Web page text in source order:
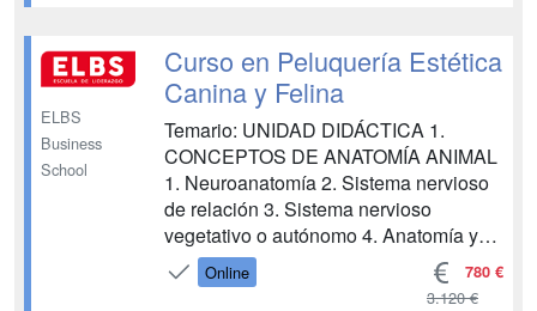
cardíaca 3. Anatomía del aparato
digestivo 4. Anatomía y...
ELBS
Business
School
Curso en Peluquería Estética
Canina y Felina
Temario: UNIDAD DIDÁCTICA 1.
CONCEPTOS DE ANATOMÍA ANIMAL
1. Neuroanatomía 2. Sistema nervioso
de relación 3. Sistema nervioso
vegetativo o autónomo 4. Anatomía y
fisiología cardiaca 5. Anatomía del
aparato digestivo 6. Anatomía del
Online 780 €
3.120 €